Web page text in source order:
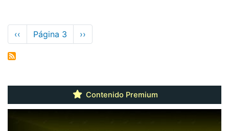
Paginación
Página
anterior
‹‹ Página 3
Siguiente
página
››
Contenido Premium